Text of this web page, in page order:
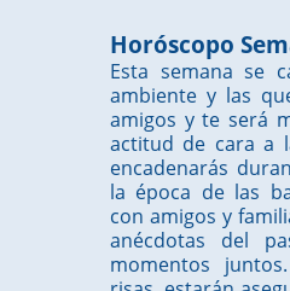
Horóscopo
Esta semana se
ambiente y las
amigos y te será
actitud de cara a
encadenarás
la época de las
con amigos y
anécdotas del
momentos